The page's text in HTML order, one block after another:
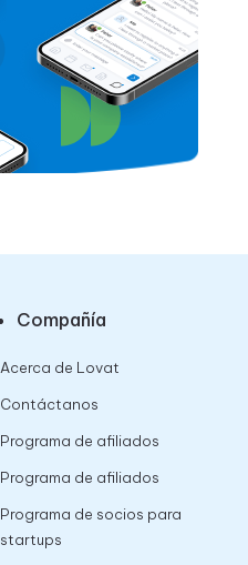
Compañía
Acerca de Lovat
Contáctanos
Programa de afiliados
Programa de afiliados
Programa de socios para
startups